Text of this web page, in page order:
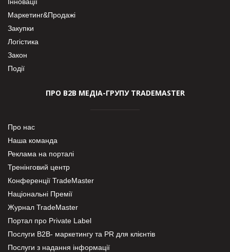
Маркетинг&Продажі
Закупки
Логістика
Закон
Події
ПРО В2В МЕДІА-ГРУПУ TRADEMASTER
Про нас
Наша команда
Реклама на порталі
Тренінговий центр
Конференції TradeMaster
Національні Премії
Журнал TradeMaster
Портал про Private Label
Послуги В2В- маркетингу та PR для клієнтів
Послуги з надання інформації